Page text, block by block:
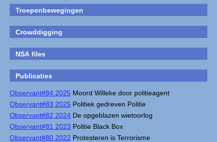
Troepenbewegingen
Crowddigging
NSA files
Publicaties
Observant#84 2025 Moord Willeke door politieagent
Observant#83 2025 Politiek gedreven Politie
Observant#82 2024 De opgeblazen wietoorlog
Observant#81 2023 Politie Black Box
Observant#80 2022 Protesteren is Terrorisme